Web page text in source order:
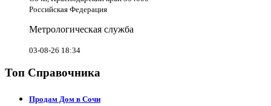
Российская Федерация
Метрологическая служба
03-08-26 18:34
Топ Справочника
Продам Дом в Сочи